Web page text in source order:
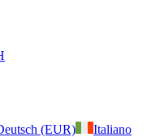
(EUR)
Italiano